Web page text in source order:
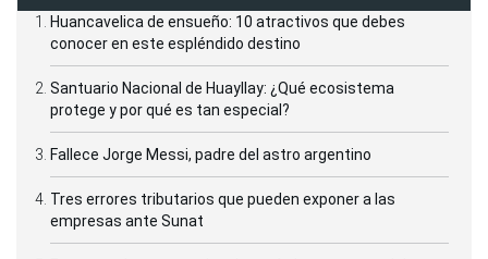
Huancavelica de ensueño: 10 atractivos que debes
conocer en este espléndido destino
Santuario Nacional de Huayllay: ¿Qué ecosistema
protege y por qué es tan especial?
Fallece Jorge Messi, padre del astro argentino
Tres errores tributarios que pueden exponer a las
empresas ante Sunat